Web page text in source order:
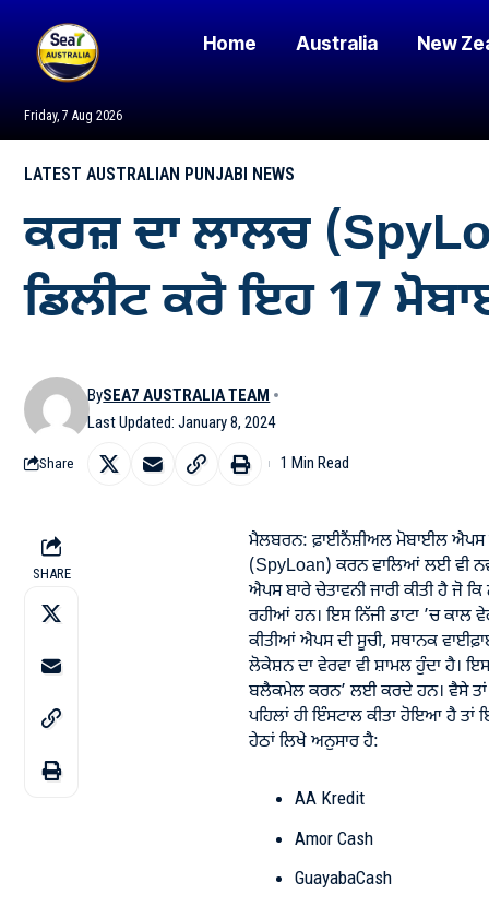
Friday, 7 Aug 2026
Home Australia New
LATEST AUSTRALIAN PUNJABI NEWS
ਕਰਜ਼ ਦਾ ਲਾਲਚ
ਡਿਲੀਟ ਕਰੋ ਇਹ 17
Last Updated: January 8, 2024
BySEA7 AUSTRALIA TEAM
Share 1 Min Read
SHARE
ਮੈਲਬਰਨ: ਫ਼ਾਈਨੈਂਸ਼ੀਅਲ ਮੋਬਾਈਲ ਐਪਸ
(SpyLoan) ਕਰਨ ਵਾਲਿਆਂ ਲਈ ਵੀ
ਐਪਸ ਬਾਰੇ ਚੇਤਾਵਨੀ ਜਾਰੀ ਕੀਤੀ ਹੈ ਜੋ
ਰਹੀਆਂ ਹਨ। ਇਸ ਨਿੱਜੀ ਡਾਟਾ ’ਚ
ਕੀਤੀਆਂ ਐਪਸ ਦੀ ਸੂਚੀ, ਸਥਾਨਕ
ਲੋਕੇਸ਼ਨ ਦਾ ਵੇਰਵਾ ਵੀ ਸ਼ਾਮਲ ਹੁੰਦਾ ਹੈ।
ਬਲੈਕਮੇਲ ਕਰਨ’ ਲਈ ਕਰਦੇ ਹਨ। ਵੈਸੇ
ਪਹਿਲਾਂ ਹੀ ਇੰਸਟਾਲ ਕੀਤਾ ਹੋਇਆ ਹੈ ਤਾਂ
ਹੇਠਾਂ ਲਿਖੇ ਅਨੁਸਾਰ ਹੈ:
AA Kredit
Amor Cash
GuayabaCash